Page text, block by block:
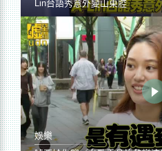
Lin台語秀意外變山東腔
娛樂